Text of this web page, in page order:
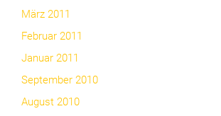
März 2011
Februar 2011
Januar 2011
September 2010
August 2010